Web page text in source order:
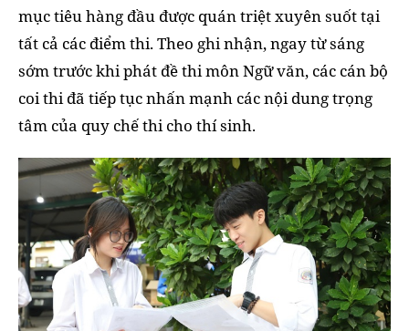
mục tiêu hàng đầu được quán triệt xuyên suốt tại
tất cả các điểm thi. Theo ghi nhận, ngay từ sáng
sớm trước khi phát đề thi môn Ngữ văn, các cán bộ
coi thi đã tiếp tục nhấn mạnh các nội dung trọng
tâm của quy chế thi cho thí sinh.